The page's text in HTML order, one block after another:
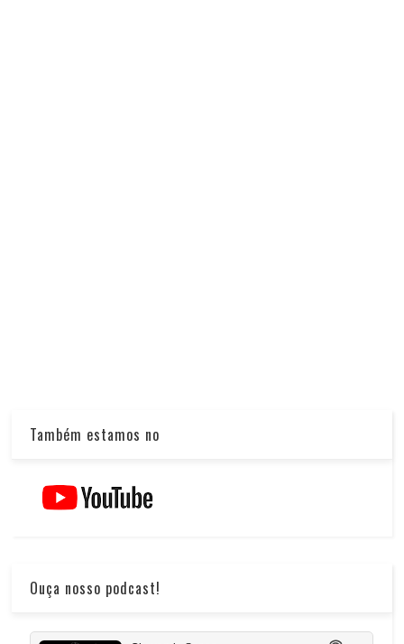
Também estamos no
Ouça nosso podcast!